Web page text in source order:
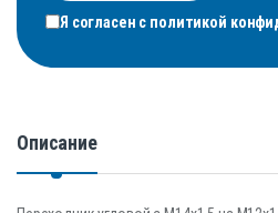
Я согласен с политикой
Описание